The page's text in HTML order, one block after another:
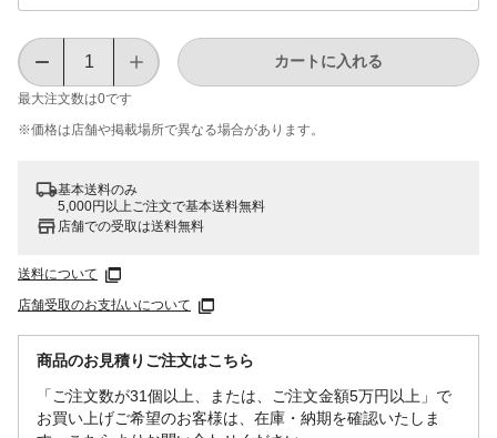
最大注文数は0です
カートに入れる
※価格は​店舗や​掲載場所で​異なる​場合が​あります。
基本送料のみ
5,000円以上ご注文で基本送料無料
店舗での受取は送料無料
送料について
店舗受取のお支払いについて
商品のお見積りご注文はこちら
「ご注文数が31個以上、または、ご注文金額5万円以上」で
お買い上げご希望のお客様は、在庫・納期を確認いたしま